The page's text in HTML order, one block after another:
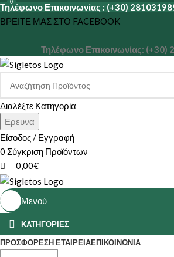
Τηλέφωνο Επικοινωνίας : (+30)
ΒΡΕΙΤΕ ΜΑΣ ΣΤΟ FACEBOOK
Τηλέφωνο Επικοινωνίας: (+30)
Διαλέξτε Κατηγορία
Ερευνα
Είσοδος / Εγγραφή
0 Σύγκριση Προϊόντων
0
0,00€
Μενού
ΚΑΤΗΓΟΡΙΕΣ
ΠΡΟΣΦΟΡΕΣΗ ΕΤΑΙΡΕΊΑΕΠΙΚΟΙΝΩΝΊΑ